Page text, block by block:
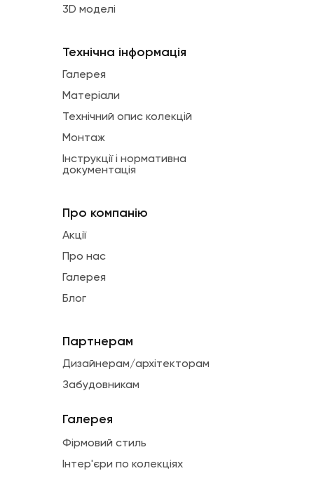
3D моделі
Технічна інформація
Галерея
Матеріали
Технічний опис колекцій
Монтаж
Інструкції і нормативна
документація
Про компанію
Акції
Про нас
Галерея
Блог
Партнерам
Дизайнерам/архітекторам
Забудовникам
Галерея
Фірмовий стиль
Інтер'єри по колекціях